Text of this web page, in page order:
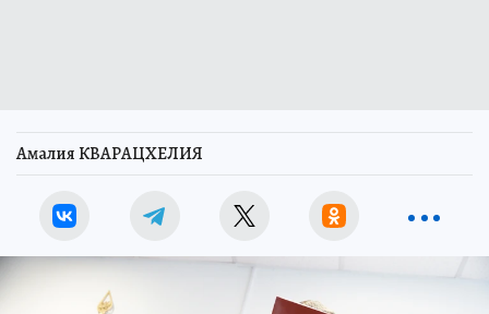
Амалия КВАРАЦХЕЛИЯ